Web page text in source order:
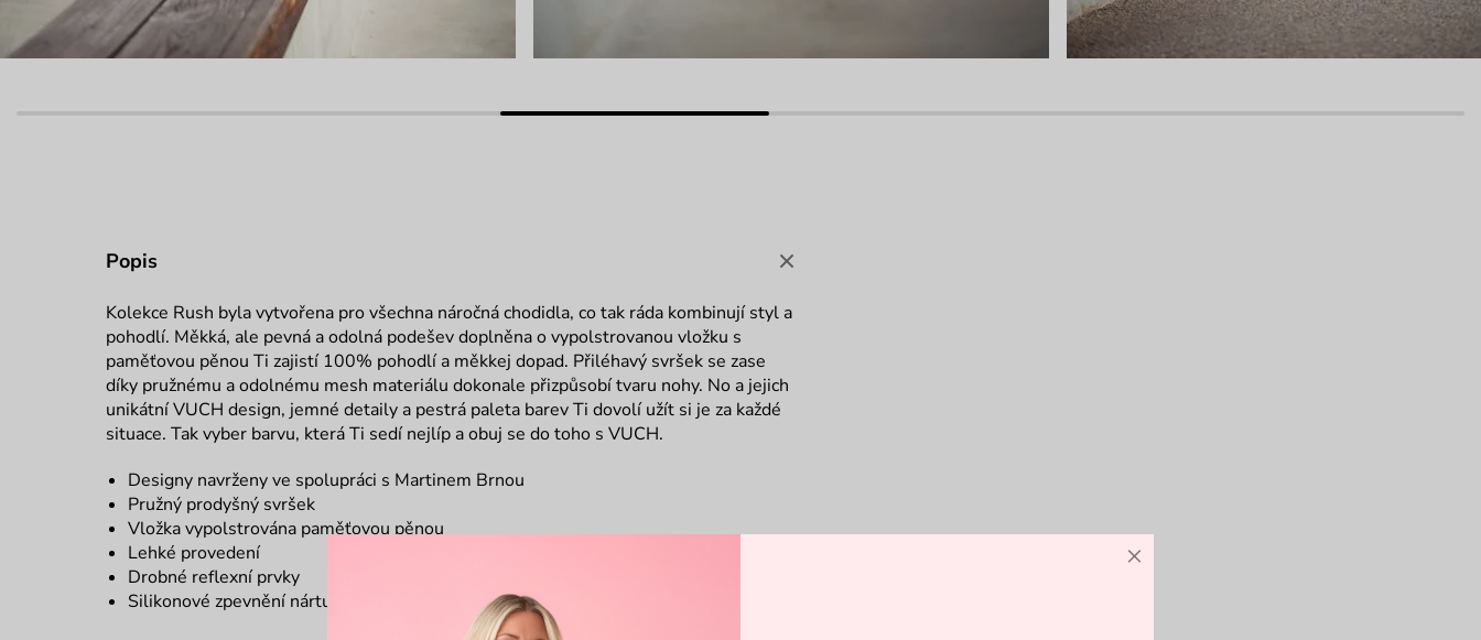
Popis
Kolekce Rush byla vytvořena pro všechna náročná chodidla, co tak ráda kombinují styl a
pohodlí. Měkká, ale pevná a odolná podešev doplněna o vypolstrovanou vložku s
paměťovou pěnou Ti zajistí 100% pohodlí a měkkej dopad. Přiléhavý svršek se zase
díky pružnému a odolnému mesh materiálu dokonale přizpůsobí tvaru nohy. No a jejich
unikátní VUCH design, jemné detaily a pestrá paleta barev Ti dovolí užít si je za každé
situace. Tak vyber barvu, která Ti sedí nejlíp a obuj se do toho s VUCH.
Designy navrženy ve spolupráci s Martinem Brnou
Pružný prodyšný svršek
Vložka vypolstrována paměťovou pěnou
Lehké provedení
Drobné reflexní prvky
Silikonové zpevnění nártu a paty
×